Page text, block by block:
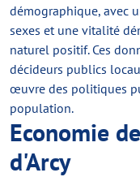
démographique, avec
sexes et une vitalité
naturel positif. Ces
décideurs publics
œuvre des politiques
population.
Economie
d'Arcy